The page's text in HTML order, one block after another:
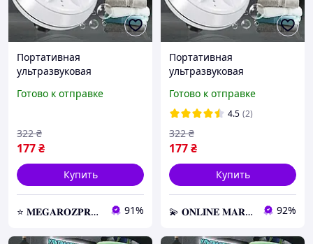
Портативная
ультразвуковая
мини-USB Mini Wash,
повербанка
Готово к отправке
177₴
322 ₴
Купить
⭐️ 𝐌𝐄𝐆𝐀𝐑𝐎𝐙𝐏𝐑𝐎𝐃𝐀𝐙𝐇 ⭐️ – Новейшие товары по самым доступным ценам 91%
Портативная
ультразвуковая
мини-USB Mini Wash,
Дорожная стиралка от
повербанка
Готово к отправке
4.5 (2)
177₴
322 ₴
Купить
💫 𝐎𝐍𝐋𝐈𝐍𝐄 𝐌𝐀𝐑𝐊𝐄𝐓 💫 – Актуальные товары по самым выгодным ценам! 92%